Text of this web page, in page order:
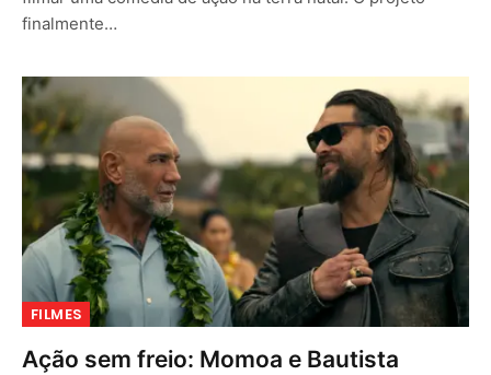
finalmente…
FILMES
Ação sem freio: Momoa e Bautista